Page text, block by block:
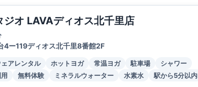
ジオ LAVAディオス北千里店
4ー119ディオス北千里8番館2F
ェアレンタル ホットヨガ 常温ヨガ 駐車場
シャワー
無料体験 ミネラルウォーター 水素水 駅から5分以内